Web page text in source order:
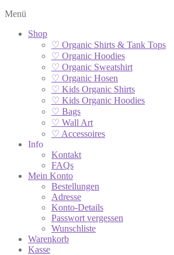
Menü
Shop
♡ Organic Shirts & Tank Tops
♡ Organic Hoodies
♡ Organic Sweatshirt
♡ Organic Hosen
♡ Kids Organic Shirts
♡ Kids Organic Hoodies
♡ Bags
♡ Wall Art
♡ Accessoires
Info
Kontakt
FAQs
Mein Konto
Bestellungen
Adresse
Konto-Details
Passwort vergessen
Wunschliste
Warenkorb
Kasse